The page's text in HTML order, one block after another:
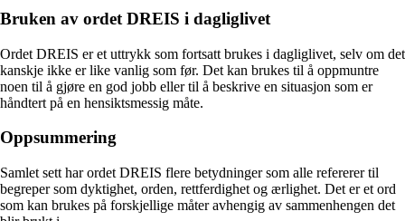
Bruken av ordet DREIS i dagliglivet
Ordet DREIS er et uttrykk som fortsatt brukes i dagliglivet, selv om det
kanskje ikke er like vanlig som før. Det kan brukes til å oppmuntre
noen til å gjøre en god jobb eller til å beskrive en situasjon som er
håndtert på en hensiktsmessig måte.
Oppsummering
Samlet sett har ordet DREIS flere betydninger som alle refererer til
begreper som dyktighet, orden, rettferdighet og ærlighet. Det er et ord
som kan brukes på forskjellige måter avhengig av sammenhengen det